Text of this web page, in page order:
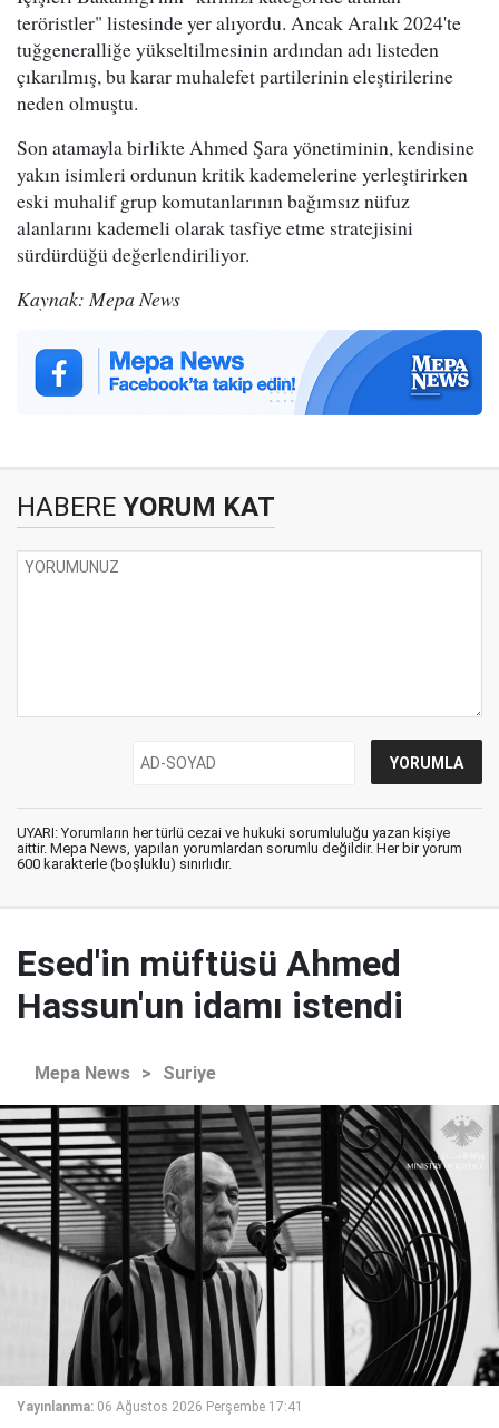
teröristler" listesinde yer alıyordu. Ancak Aralık 2024'te
tuğgeneralliğe yükseltilmesinin ardından adı listeden
çıkarılmış, bu karar muhalefet partilerinin eleştirilerine
neden olmuştu.
Son atamayla birlikte Ahmed Şara yönetiminin, kendisine
yakın isimleri ordunun kritik kademelerine yerleştirirken
eski muhalif grup komutanlarının bağımsız nüfuz
alanlarını kademeli olarak tasfiye etme stratejisini
sürdürdüğü değerlendiriliyor.
Kaynak: Mepa News
HABERE YORUM KAT
UYARI: Yorumların her türlü cezai ve hukuki sorumluluğu yazan kişiye
aittir. Mepa News, yapılan yorumlardan sorumlu değildir. Her bir yorum
600 karakterle (boşluklu) sınırlıdır.
Esed'in müftüsü Ahmed
Hassun'un idamı istendi
Mepa News > Suriye
Yayınlanma: 06 Ağustos 2026 Perşembe 17:41